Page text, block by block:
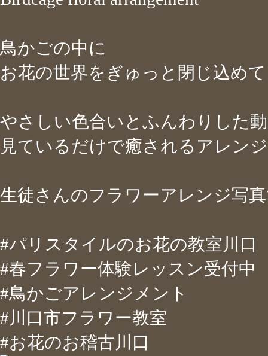
鳥かごの中に
お花の世界をぎゅっと閉じ込め
やさしい色合いとふんわりした
見ているだけで癒されるアレン
生徒さんのフラワーアレンジ写
#パリスタイルのお花の教室川口
#春フラワー体験レッスン受付中
#鳥かごアレンジメント
#川口市フラワー教室
#お花のお稽古川口